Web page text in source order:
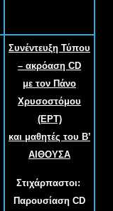
Συνέντευξη Τύπου
– ακρόαση CD
με τον Πάνο
Χρυσοστόμου
(ΕΡΤ)
και μαθητές του B’
ΑΙΘΟΥΣΑ
Στιχάρπαστοι:
Παρουσίαση CD